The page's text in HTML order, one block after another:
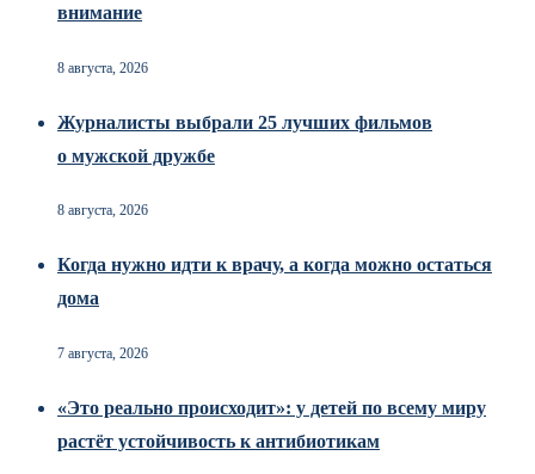
внимание
8 августа, 2026
Журналисты выбрали 25 лучших фильмов
о мужской дружбе
8 августа, 2026
Когда нужно идти к врачу, а когда можно остаться
дома
7 августа, 2026
«Это реально происходит»: у детей по всему миру
растёт устойчивость к антибиотикам